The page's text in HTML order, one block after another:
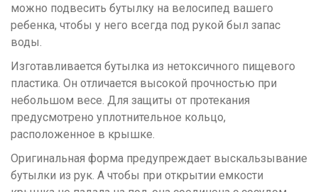
можно подвесить бутылку на велосипед вашего
ребенка, чтобы у него всегда под рукой был запас
воды.
Изготавливается бутылка из нетоксичного пищевого
пластика. Он отличается высокой прочностью при
небольшом весе. Для защиты от протекания
предусмотрено уплотнительное кольцо,
расположенное в крышке.
Оригинальная форма предупреждает выскальзывание
бутылки из рук. А чтобы при открытии емкости